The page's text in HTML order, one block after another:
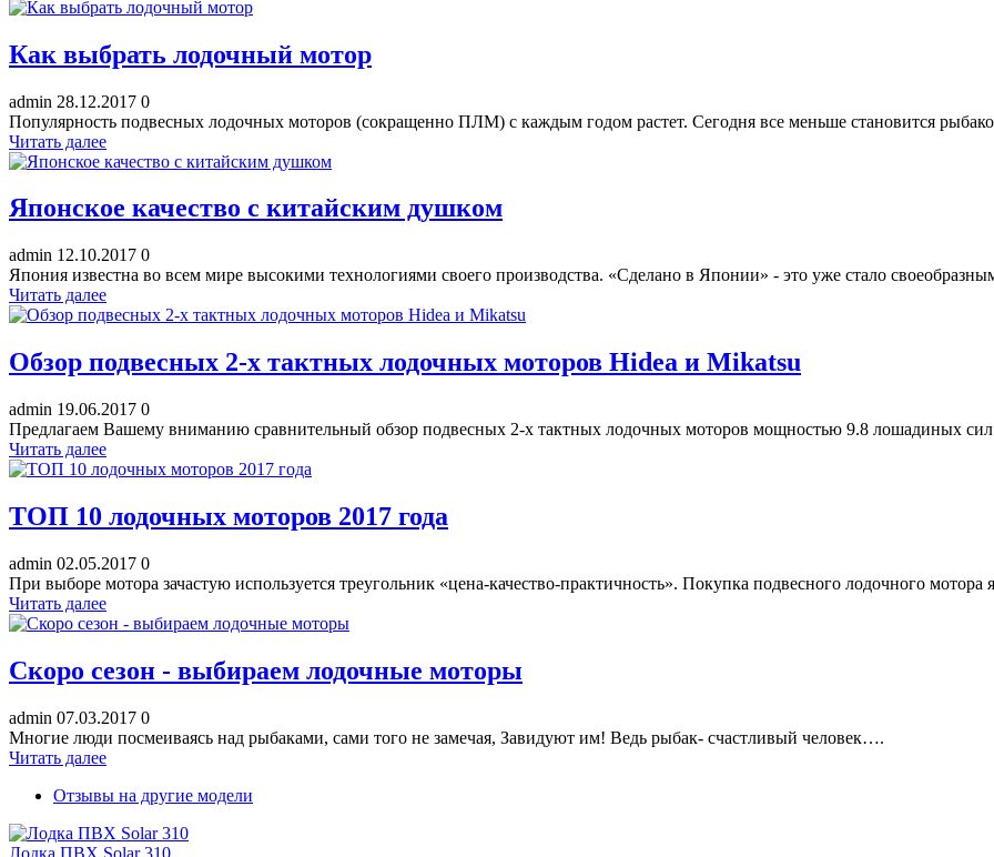
Как выбрать лодочный мотор
admin 28.12.2017 0
Популярность подвесных лодочных моторов (сокращенно ПЛМ) с каждым годом растет. Сегодня все меньше становится
Читать далее
Японское качество с китайским душком
admin 12.10.2017 0
Япония известна во всем мире высокими технологиями своего производства. «Сделано в Японии» - это уже стало
Читать далее
Обзор подвесных 2-х тактных лодочных моторов Hidea и Mikatsu
admin 19.06.2017 0
Предлагаем Вашему вниманию сравнительный обзор подвесных 2-х тактных лодочных моторов мощностью 9.8 лошадиных сил
Читать далее
ТОП 10 лодочных моторов 2017 года
admin 02.05.2017 0
При выборе мотора зачастую используется треугольник «цена-качество-практичность». Покупка подвесного лодочного
Читать далее
Скоро сезон - выбираем лодочные моторы
admin 07.03.2017 0
Многие люди посмеиваясь над рыбаками, сами того не замечая, Завидуют им! Ведь рыбак- счастливый
Читать далее
Отзывы на другие модели
Лодка ПВХ Solar 310